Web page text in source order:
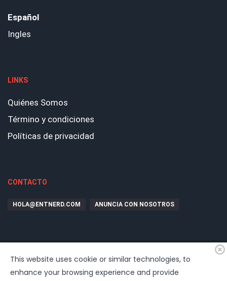
Español
Ingles
LINKS
Quiénes Somos
Término y condiciones
Políticas de privacidad
CONTACTO
HOLA@ENTNERD.COM ANUNCIA CON NOSOTROS
This website uses cookie or similar technologies, to
enhance your browsing experience and provide